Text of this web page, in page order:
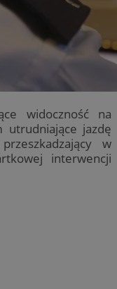
widoczność na
jazdę
w
interwencji